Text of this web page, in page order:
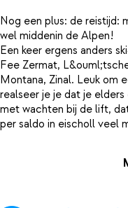
Nog een plus: de reistijd:
wel middenin de Alpen!
Een keer ergens anders
Fee Zermat,
Montana, Zinal. Leuk om
realseer je je dat je
met wachten bij de lift,